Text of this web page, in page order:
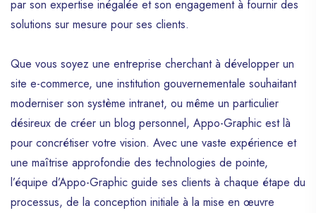
par son expertise inégalée et son engagement à fournir des
solutions sur mesure pour ses clients.
Que vous soyez une entreprise cherchant à développer un
site e-commerce, une institution gouvernementale souhaitant
moderniser son système intranet, ou même un particulier
désireux de créer un blog personnel, Appo-Graphic est là
pour concrétiser votre vision. Avec une vaste expérience et
une maîtrise approfondie des technologies de pointe,
l’équipe d’Appo-Graphic guide ses clients à chaque étape du
processus, de la conception initiale à la mise en œuvre